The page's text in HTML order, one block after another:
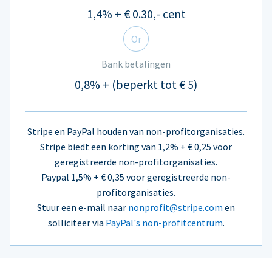
1,4% + € 0.30,- cent
Or
Bank betalingen
0,8% + (beperkt tot € 5)
Stripe en PayPal houden van non-profitorganisaties.
Stripe biedt een korting van 1,2% + € 0,25 voor
geregistreerde non-profitorganisaties.
Paypal 1,5% + € 0,35 voor geregistreerde non-
profitorganisaties.
Stuur een e-mail naar nonprofit@stripe.com en
solliciteer via PayPal's non-profitcentrum.